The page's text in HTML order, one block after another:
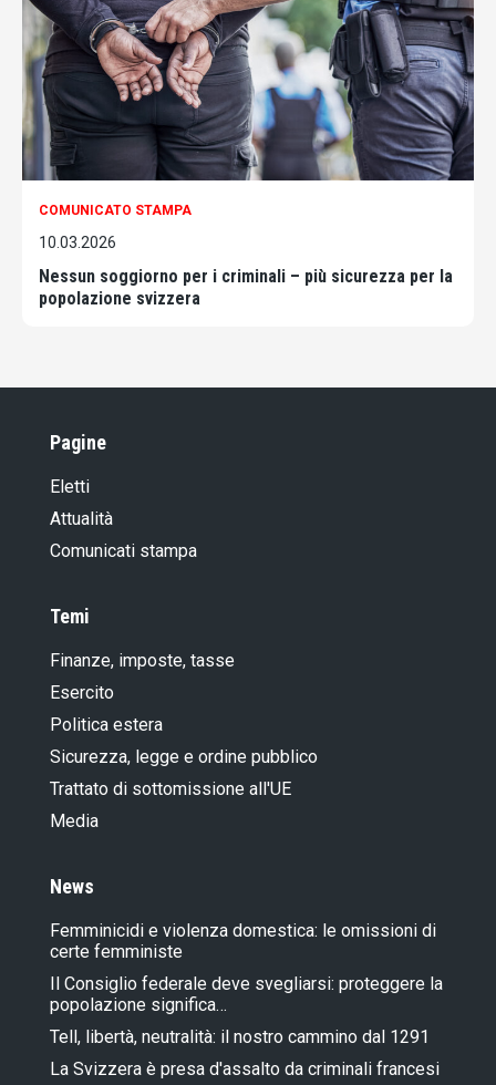
COMUNICATO STAMPA
10.03.2026
Nessun soggiorno per i criminali – più sicurezza per la
popolazione svizzera
Pagine
Eletti
Attualità
Comunicati stampa
Temi
Finanze, imposte, tasse
Esercito
Politica estera
Sicurezza, legge e ordine pubblico
Trattato di sottomissione all'UE
Media
News
Femminicidi e violenza domestica: le omissioni di
certe femministe
Il Consiglio federale deve svegliarsi: proteggere la
popolazione significa…
Tell, libertà, neutralità: il nostro cammino dal 1291
La Svizzera è presa d'assalto da criminali francesi